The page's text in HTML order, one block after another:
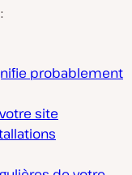
probablement
site